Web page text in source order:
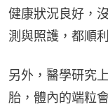
健康狀況良好，
測與照護，都順
另外，醫學研究
胎，體內的端粒